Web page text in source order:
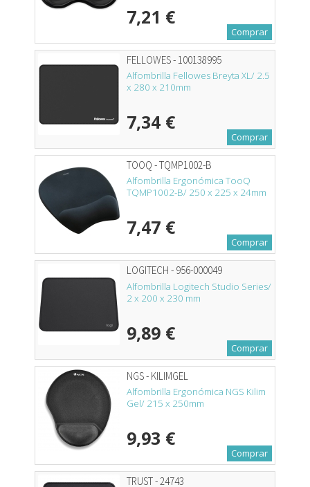
7,21 €
Comprar
FELLOWES - 100138995
Alfombrilla Fellowes Breyta XL/ 2.5
x 280 x 210mm
7,34 €
Comprar
TOOQ - TQMP1002-B
Alfombrilla Ergonómica TooQ
TQMP1002-B/ 250 x 225 x 24mm
7,47 €
Comprar
LOGITECH - 956-000049
Alfombrilla Logitech Studio Series/
2 x 200 x 230 mm
9,89 €
Comprar
NGS - KILIMGEL
Alfombrilla Ergonómica NGS Kilim
Gel/ 215 x 250mm
9,93 €
Comprar
TRUST - 24743